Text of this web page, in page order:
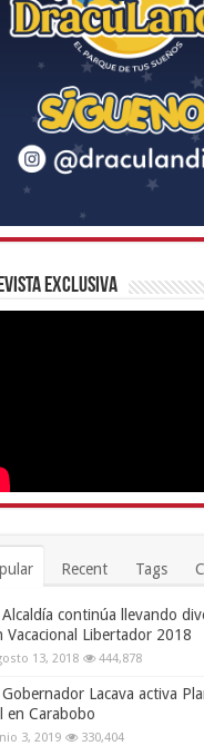
Exclusiva
Recent Tags
Alcaldía continúa llevando
Vacacional Libertador 2018
13, 2018 444,878
Gobernador Lacava activa
en Carabobo
3, 2019 330,404